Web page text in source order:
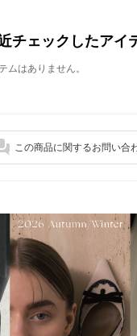
チェックしたアイ
ムはありません。
この商品に関するお問い合